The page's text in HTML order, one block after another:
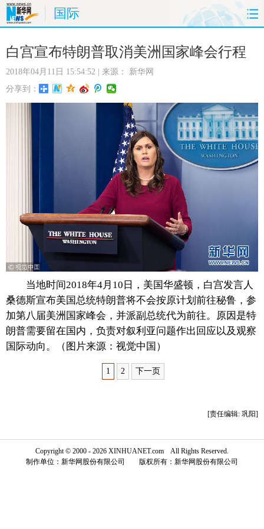
国际
首页 时政 国际 财经
娱乐 体育
时尚 思客 地方 法治
华人 汽车
房产 公司
视频 彩票
旅游 健康 信息化
金融 公益 无人机
富媒体 摄影 新华广播
新华电视中文 新华电视英文 返回PC
白宫宣布特朗普取消美洲国家峰会行程
2018年04月11日 15:54:52 | 来源： 新华网
分享到：
当地时间2018年4月10日，美国华盛顿，白宫发言人
桑德斯宣布美国总统特朗普将不会按原计划前往秘鲁，参
加第八届美洲国家峰会，并派副总统代为前往。原因是特
朗普需要留在国内，负责对叙利亚问题作出回应以及观察
国际动向。（图片来源：视觉中国）
1 2 下一页
[责任编辑: 巩阳]
Copyright © 2000 - 2026 XINHUANET.com All Rights Reserved.
制作单位：新华网股份有限公司 版权所有：新华网股份有限公司